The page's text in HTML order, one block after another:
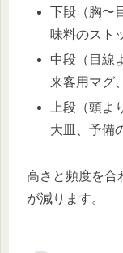
下段（胸〜
味料のスト
中段（目線
来客用マグ
上段（頭
大皿、予備
高さと頻度を合
が減ります。